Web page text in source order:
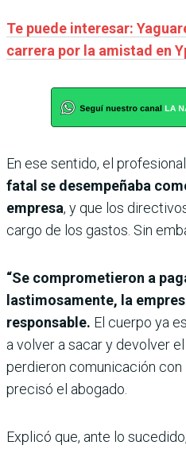
Te puede interesar:
carrera por la amistad en
En ese sentido, el
fatal se desempeñaba
empresa, y que los
cargo de los gastos. Sin
“Se comprometieron a
lastimosamente, la
responsable. El cuerpo ya
a volver a sacar y devolver
perdieron comunicación con
precisó el abogado.
Explicó que, ante lo